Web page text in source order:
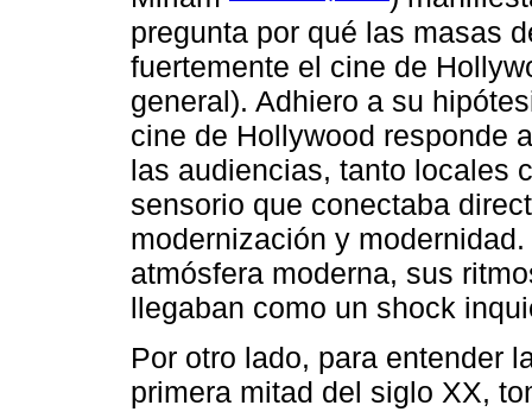
pregunta por qué las masas
fuertemente el cine de
general). Adhiero a su
cine de Hollywood responde
las audiencias, tanto locales
sensorio que conectaba
modernización y
atmósfera moderna, sus
llegaban como un shock
Por otro lado, para entender
primera mitad del siglo XX,